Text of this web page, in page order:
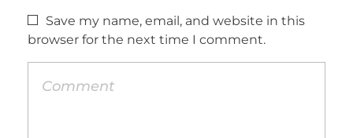
Save my name, email, and website in this
browser for the next time I comment.